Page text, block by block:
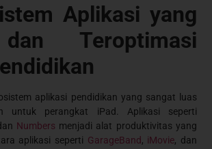
Aplikasi yang
Teroptimasi
aplikasi pendidikan yang sangat luas
untuk perangkat iPad. Aplikasi seperti
Numbers menjadi alat produktivitas yang
aplikasi seperti GarageBand, iMovie, dan